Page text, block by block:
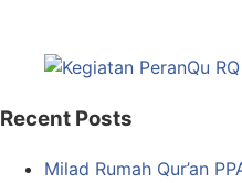
Recent Posts
Milad Rumah Qur’an